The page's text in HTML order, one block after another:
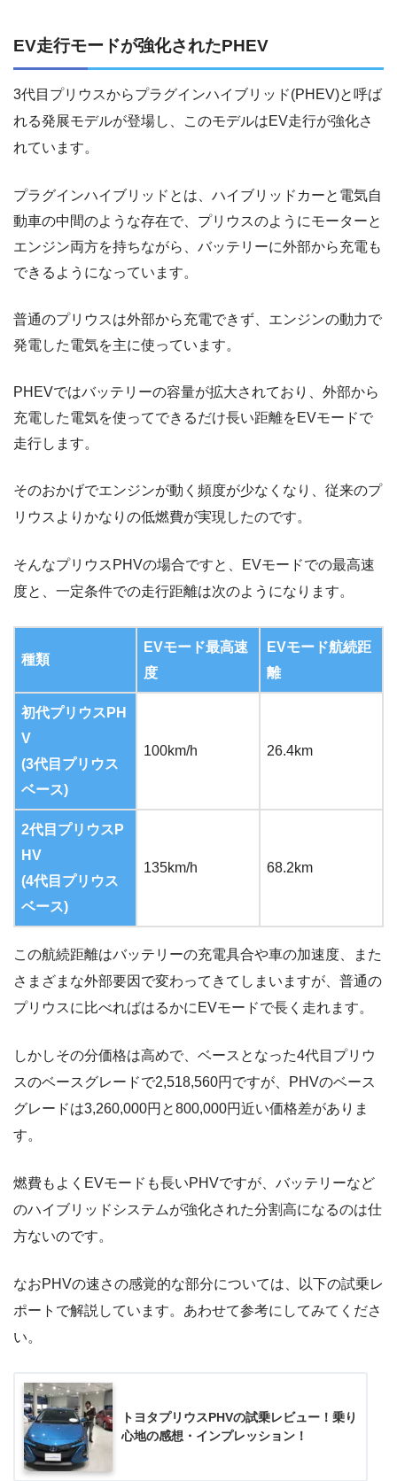
EV走行モードが強化されたPHEV
3代目プリウスからプラグインハイブリッド(PHEV)と呼ば
れる発展モデルが登場し、このモデルはEV走行が強化さ
れています。
プラグインハイブリッドとは、ハイブリッドカーと電気自
動車の中間のような存在で、プリウスのようにモーターと
エンジン両方を持ちながら、バッテリーに外部から充電も
できるようになっています。
普通のプリウスは外部から充電できず、エンジンの動力で
発電した電気を主に使っています。
PHEVではバッテリーの容量が拡大されており、外部から
充電した電気を使ってできるだけ長い距離をEVモードで
走行します。
そのおかげでエンジンが動く頻度が少なくなり、従来のプ
リウスよりかなりの低燃費が実現したのです。
そんなプリウスPHVの場合ですと、EVモードでの最高速
度と、一定条件での走行距離は次のようになります。
種類
EVモード最高速
度
EVモード航続距
離
初代プリウスPH
V
(3代目プリウス
ベース)
100km/h 26.4km
2代目プリウスP
HV
(4代目プリウス
ベース)
135km/h 68.2km
この航続距離はバッテリーの充電具合や車の加速度、また
さまざまな外部要因で変わってきてしまいますが、普通の
プリウスに比べればはるかにEVモードで長く走れます。
しかしその分価格は高めで、ベースとなった4代目プリウ
スのベースグレードで2,518,560円ですが、PHVのベース
グレードは3,260,000円と800,000円近い価格差がありま
す。
燃費もよくEVモードも長いPHVですが、バッテリーなど
のハイブリッドシステムが強化された分割高になるのは仕
方ないのです。
なおPHVの速さの感覚的な部分については、以下の試乗レ
ポートで解説しています。あわせて参考にしてみてくださ
い。
トヨタプリウスPHVの試乗レビュー！乗り
心地の感想・インプレッション！